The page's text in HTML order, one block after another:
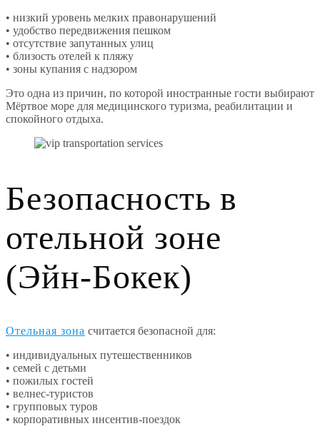
• низкий уровень мелких правонарушений
• удобство передвижения пешком
• отсутствие запутанных улиц
• близость отелей к пляжу
• зоны купания с надзором
Это одна из причин, по которой иностранные гости выбирают
Мёртвое море для медицинского туризма, реабилитации и
спокойного отдыха.
Безопасность в
отельной зоне
(Эйн-Бокек)
Отельная зона считается безопасной для:
• индивидуальных путешественников
• семей с детьми
• пожилых гостей
• велнес-туристов
• групповых туров
• корпоративных инсентив-поездок